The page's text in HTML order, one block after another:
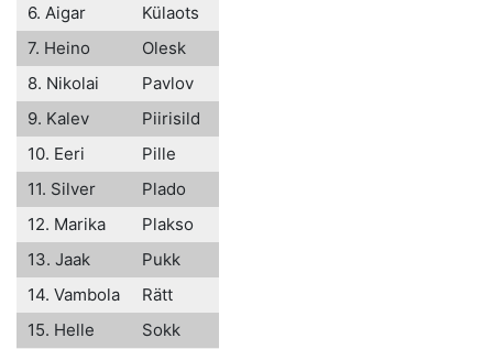
6. Aigar
Külaots
7. Heino
Olesk
8. Nikolai
Pavlov
9. Kalev
Piirisild
10. Eeri
Pille
11. Silver
Plado
12. Marika
Plakso
13. Jaak
Pukk
14. Vambola
Rätt
15. Helle
Sokk